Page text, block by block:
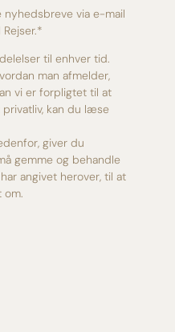
nyhedsbreve via e-mail
*
til enhver tid.
man afmelder,
vi er forpligtet til at
kan du læse
giver du
gemme og behandle
angivet herover, til at
om.